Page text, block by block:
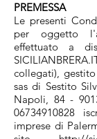
PREMESSA
Le presenti
per oggetto
effettuato a
collegati),
sas di Sestito
Napoli, 84 -
06734910828
imprese di